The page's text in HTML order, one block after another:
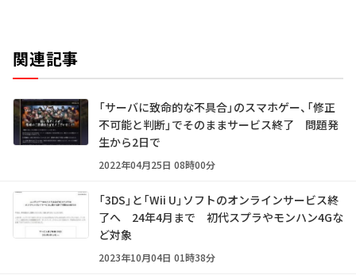
関連記事
「サーバに致命的な不具合」のスマホゲー、「修正
不可能と判断」でそのままサービス終了 問題発
生から2日で
2022年04月25日 08時00分
「3DS」と「Wii U」ソフトのオンラインサービス終
了へ 24年4月まで 初代スプラやモンハン4Gな
ど対象
2023年10月04日 01時38分